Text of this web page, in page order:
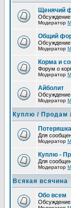
Щенячий
Обсуждение
Модератор
Общий
Модератор
Корма и
Форум о
Модератор
Айболит
Обсуждение
Модератор
Куплю / Продам
Потеряшка
Для
Модератор
Куплю -
Для
Модератор
Всякая всячина
Обо всем
Обсуждение